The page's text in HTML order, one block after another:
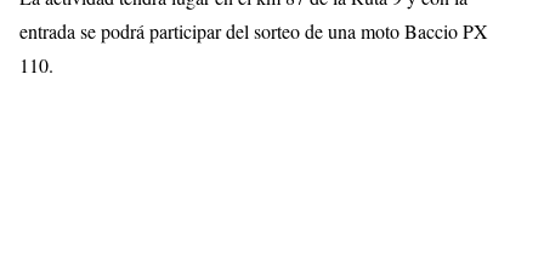
entrada se podrá participar del sorteo de una moto Baccio PX
110.